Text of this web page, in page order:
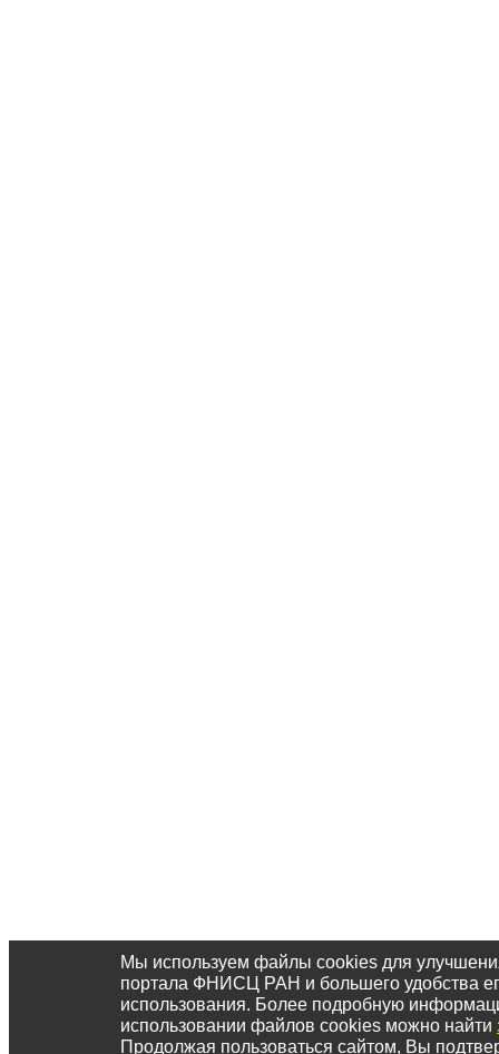
Мы используем файлы cookies для
портала ФНИСЦ РАН и большего удобства
использования. Более подробную
использовании файлов cookies можно найти
Продолжая пользоваться сайтом, Вы